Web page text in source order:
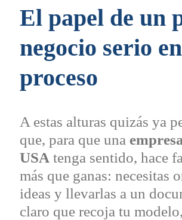
El papel de un
negocio serio
proceso
A estas alturas quizás ya
que, para que una
USA tenga sentido, hace
más que ganas: necesitas
ideas y llevarlas a un
claro que recoja tu